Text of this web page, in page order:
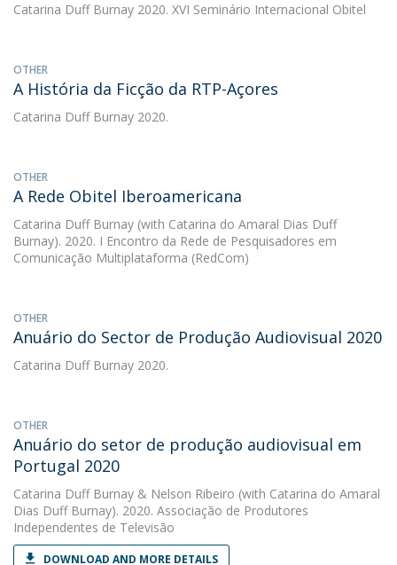
Catarina Duff Burnay 2020. XVI Seminário Internacional Obitel
OTHER
A História da Ficção da RTP-Açores
Catarina Duff Burnay 2020.
OTHER
A Rede Obitel Iberoamericana
Catarina Duff Burnay (with Catarina do Amaral Dias Duff
Burnay). 2020. I Encontro da Rede de Pesquisadores em
Comunicação Multiplataforma (RedCom)
OTHER
Anuário do Sector de Produção Audiovisual 2020
Catarina Duff Burnay 2020.
OTHER
Anuário do setor de produção audiovisual em
Portugal 2020
Catarina Duff Burnay & Nelson Ribeiro (with Catarina do Amaral
Dias Duff Burnay). 2020. Associação de Produtores
Independentes de Televisão
DOWNLOAD AND MORE DETAILS